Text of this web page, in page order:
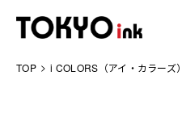
TOP i COLORS（アイ・カラーズ）